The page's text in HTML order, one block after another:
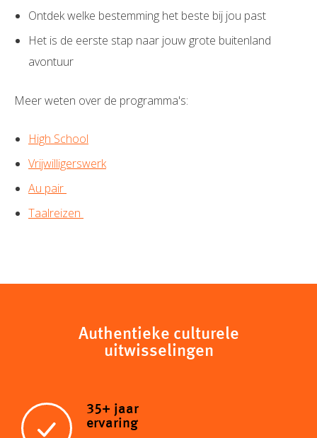
Ontdek welke bestemming het beste bij jou past
Het is de eerste stap naar jouw grote buitenland
avontuur
Meer weten over de programma's:
High School
Vrijwilligerswerk
Au pair
Taalreizen
Authentieke culturele
uitwisselingen
35+ jaar
ervaring